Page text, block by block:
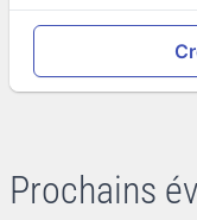
Prochains